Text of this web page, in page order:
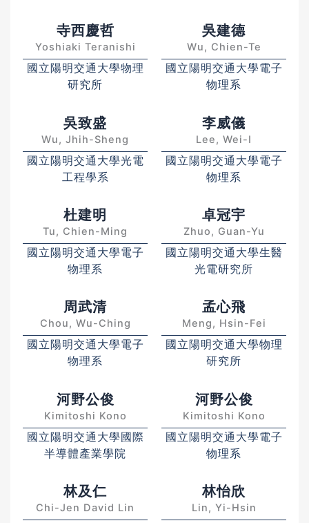
寺西慶哲
Yoshiaki Teranishi
國立陽明交通大學物理
研究所
吳建德
Wu, Chien-Te
國立陽明交通大學電子
物理系
吳致盛
Wu, Jhih-Sheng
國立陽明交通大學光電
工程學系
李威儀
Lee, Wei-I
國立陽明交通大學電子
物理系
杜建明
Tu, Chien-Ming
國立陽明交通大學電子
物理系
卓冠宇
Zhuo, Guan-Yu
國立陽明交通大學生醫
光電研究所
周武清
Chou, Wu-Ching
國立陽明交通大學電子
物理系
孟心飛
Meng, Hsin-Fei
國立陽明交通大學物理
研究所
河野公俊
Kimitoshi Kono
國立陽明交通大學國際
半導體產業學院
河野公俊
Kimitoshi Kono
國立陽明交通大學電子
物理系
林及仁
Chi-Jen David Lin
林怡欣
Lin, Yi-Hsin